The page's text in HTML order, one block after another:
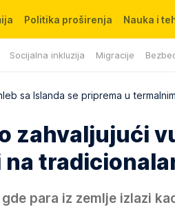
Socijalna inkluzija Migracije
Politika proširenja Nauka i
sa Islanda se priprema u
zahvaljujući
para iz zemlje izlazi